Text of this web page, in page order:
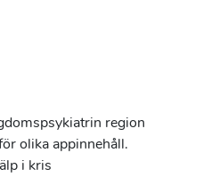
region
olika appinnehåll.
i kris